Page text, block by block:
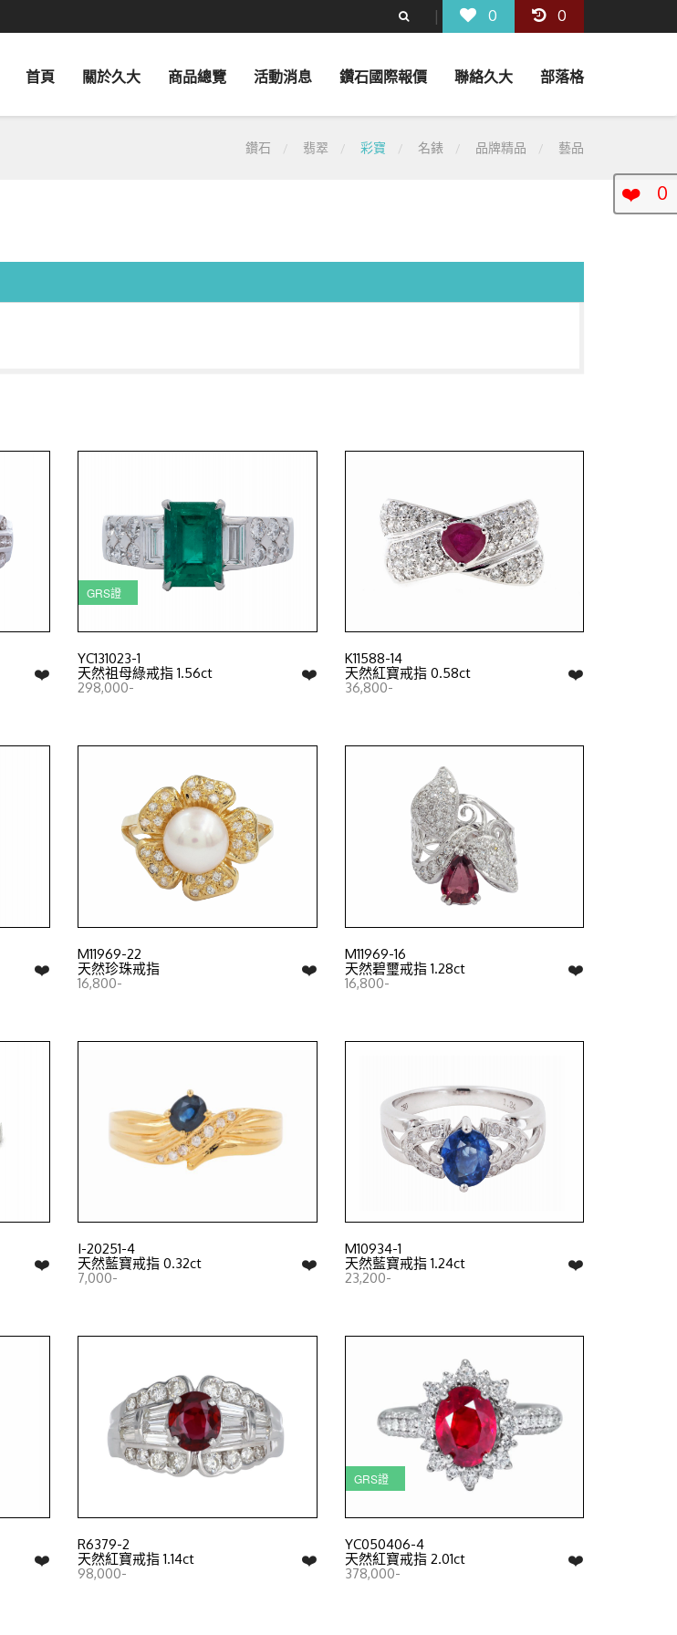
0 0
首頁 關於久大 商品總覽 活動消息 鑽石國際報價 聯絡久大 部落格
鑽石 翡翠 彩寶 名錶 品牌精品 藝品
❤️
GRS證
YC131023-1
❤️
天然祖母綠戒指 1.56ct
298,000-
K11588-14
❤️
天然紅寶戒指 0.58ct
36,800-
❤️
M11969-22
❤️
天然珍珠戒指
16,800-
M11969-16
❤️
天然碧璽戒指 1.28ct
16,800-
❤️
I-20251-4
❤️
天然藍寶戒指 0.32ct
7,000-
M10934-1
❤️
天然藍寶戒指 1.24ct
23,200-
❤️
R6379-2
❤️
天然紅寶戒指 1.14ct
98,000-
GRS證
YC050406-4
❤️
天然紅寶戒指 2.01ct
378,000-
❤️ 0